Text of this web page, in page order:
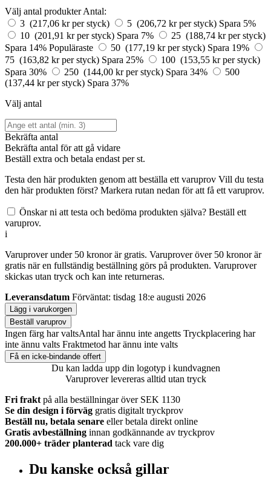
Välj antal produkterAntal:
3 (217,06 kr per styck)
5 (206,72 kr per styck) Spara 5%
10 (201,91 kr per styck) Spara 7%
25 (188,74 kr per styck)
Spara 14% Populäraste 50 (177,19 kr per styck) Spara 19%
75 (163,82 kr per styck) Spara 25%
100 (153,55 kr per styck)
Spara 30%
250 (144,00 kr per styck) Spara 34%
500
(137,44 kr per styck) Spara 37%
Välj antal
Bekräfta antal
Bekräfta antal för att gå vidare
Beställ extra och betala endastper st.
Testa den här produkten genom att beställa ett varuprov Vill du testa
den här produkten först? Markera rutan nedan för att få ett varuprov.
Önskar ni att testa och bedöma produkten själva? Beställ ett
varuprov.
i
Varuprover under 50 kronor är gratis. Varuprover över 50 kronor är
gratis när en fullständig beställning görs på produkten. Varuprover
skickas utan tryck och kan inte returneras.
Leveransdatum Förväntat: tisdag 18:e augusti 2026
Lägg i varukorgen
Beställ varuprov
Ingen färg har valtsAntal har ännu inte angetts Tryckplacering har
inte ännu valts Fraktmetod har ännu inte valts
Få en icke-bindande offert
Du kan ladda upp din logotyp i kundvagnen
Varuprover levereras alltid utan tryck
Fri frakt på alla beställningar över SEK 1130
Se din design i förväg gratis digitalt tryckprov
Beställ nu, betala senare eller betala direkt online
Gratis avbeställning innan godkännande av tryckprov
200.000+ träder planterad tack vare dig
Du kanske också gillar